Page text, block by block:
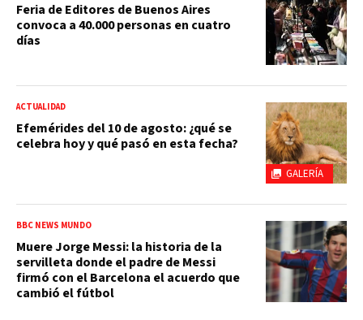
Feria de Editores de Buenos Aires
convoca a 40.000 personas en cuatro
días
GALERÍA
ACTUALIDAD
Efemérides del 10 de agosto: ¿qué se
celebra hoy y qué pasó en esta fecha?
BBC NEWS MUNDO
Muere Jorge Messi: la historia de la
servilleta donde el padre de Messi
firmó con el Barcelona el acuerdo que
cambió el fútbol